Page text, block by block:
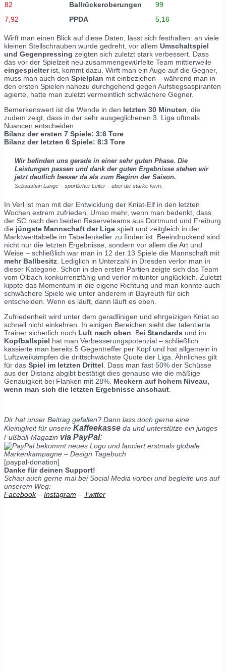
82
Ballrückeroberungen
99
7,92
PPDA 5,16
Wirft man einen Blick auf diese Daten, lässt sich festhalten: an viele
kleinen Stellschrauben wurde gedreht, vor allem Umschaltspiel
und Gegenpressing zeigten sich zuletzt stark verbessert. Dass
das vor der Spielzeit neu zusammengewürfelte Team mittlerweile
eingespielterist, kommt dazu. Wirft man ein Auge auf die Gegner,
muss man auch den Spielplan mit einbeziehen – während man in
den ersten Spielen nahezu durchgehend gegen Aufstiegsaspiranten
agierte, hatte man zuletzt vermeintlich schwächere Gegner.
Bemerkenswert ist die Wende in den letzten 30 Minuten, die
zudem zeigt, dass in der sehr ausgeglichenen 3. Liga oftmals
Nuancen entscheiden.
Bilanz der ersten 7 Spiele: 3:6 Tore
Bilanz der letzten 6 Spiele: 8:3 Tore
Wir befinden uns gerade in einer sehr guten Phase. Die
Leistungen passen und dank der guten Ergebnisse stehen wir
jetzt deutlich besser da als zum Beginn der Saison.
Sebsastian Lange – sportlicher Leiter – über die starke form.
In Verl ist man mit der Entwicklung der Kniat-Elf in den letzten
Wochen extrem zufrieden. Umso mehr, wenn man bedenkt, dass
der SC nach den beiden Reserveteams aus Dortmund und Freiburg
die jüngste Mannschaft der Liga spielt und zeitgleich in der
Marktwerttabelle im Tabellenkeller zu finden ist. Beeindruckend sind
nicht nur die letzten Ergebnisse, sondern vor allem die Art und
Weise – schließlich war man in 12 der 13 Spiele die Mannschaft mit
mehr Ballbesitz. Lediglich in Unterzahl in Dresden verlor man in
dieser Kategorie. Schon in den ersten Partien zeigte sich das Team
vom Ölbach konkurrenzfähig und verlor mitunter unglücklich. Zuletzt
kippte das Momentum in die eigene Richtung und man konnte auch
schwächere Spiele wie unter anderem in Bayreuth für sich
entscheiden. Wenn es läuft, dann läuft es eben.
Zufriedenheit wird unter dem geradlinigen und ehrgeizigen Kniat so
schnell nicht einkehren. In einigen Bereichen sieht der talentierte
Trainer sicherlich noch Luft nach oben. Bei Standards und im
Kopfballspiel hat man Verbesserungspotenzial – schließlich
kassierte man bereits 5 Gegentreffer per Kopf und hat allgemein in
Luftzweikämpfen die drittschwächste Quote der Liga. Ähnliches gilt
für das Spiel im letzten Drittel. Dass man fast 50% der Schüsse
aus der Distanz abgibt bestätigt dies genauso wie die mäßige
Genauigkeit bei Flanken mit 28%. Meckern auf hohem Niveau,
wenn man sich die letzten Ergebnisse anschaut.
Dir hat unser Beitrag gefallen? Dann lass doch gerne eine
Kleinigkeit für unsere Kaffeekasse da und unterstütze ein junges
Fußball-Magazin via PayPal:
[paypal-donation]
Danke für deinen Support!
Schau auch gerne mal bei Social Media vorbei und begleite uns auf
unserem Weg:
Facebook– Instagram – Twitter